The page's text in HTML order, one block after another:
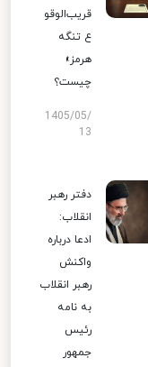
قریب‌الوقو
ع تنگه
هرمز»
چیست؟
1405/05/
13
دفتر رهبر
انقلاب:
ادعا درباره
واکنش
رهبر انقلاب
به نامه
رئیس
جمهور